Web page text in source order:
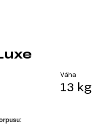
Váha
13 kg